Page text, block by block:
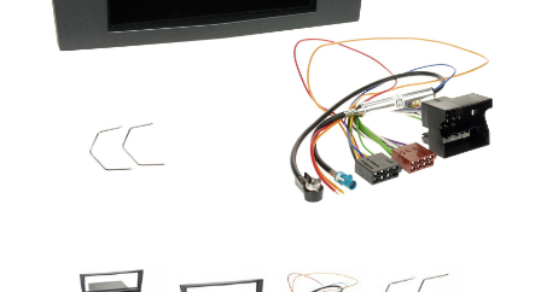
Navigationssysteme
Subwoofer